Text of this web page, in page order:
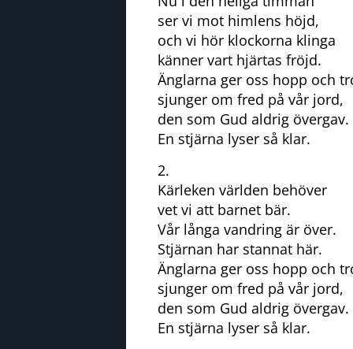
ser vi mot himlens höjd,
och vi hör klockorna klinga
känner vart hjärtas fröjd.
Änglarna ger oss hopp och
sjunger om fred på vår jord,
den som Gud aldrig övergav.
En stjärna lyser så klar.
2.
Kärleken världen behöver
vet vi att barnet bär.
Vår långa vandring är över.
Stjärnan har stannat här.
Änglarna ger oss hopp och
sjunger om fred på vår jord,
den som Gud aldrig övergav.
En stjärna lyser så klar.